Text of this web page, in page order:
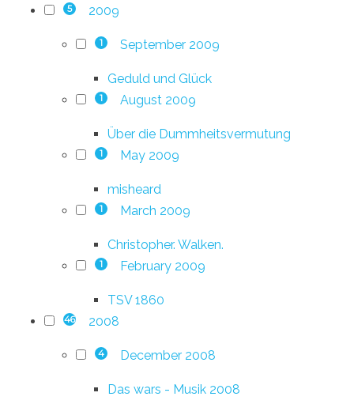
5 2009
1 September 2009
Geduld und Glück
1 August 2009
Über die Dummheitsvermutung
1 May 2009
misheard
1 March 2009
Christopher. Walken.
1 February 2009
TSV 1860
46 2008
4 December 2008
Das wars - Musik 2008